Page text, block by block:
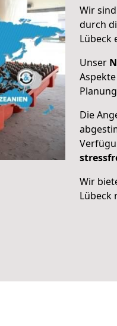
Wir sind
durch
Lübeck
Unser
Die
Wir
Lübeck